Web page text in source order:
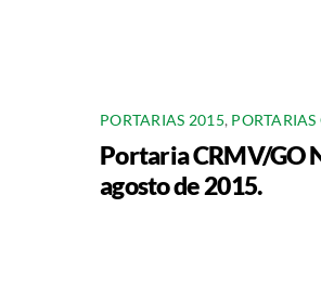
PORTARIAS 2015,
Portaria CRMV/GO
agosto de 2015.